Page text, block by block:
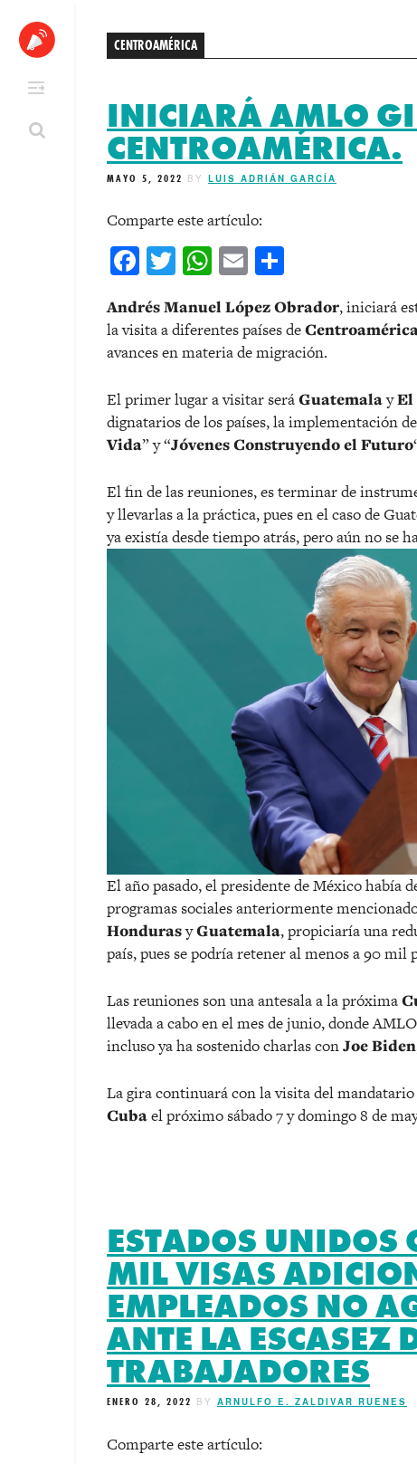
content
CENTROAMÉRICA
INICIARÁ AMLO
CENTROAMÉRICA.
MAYO 5, 2022 BY LUIS ADRIÁN GARCÍA
Comparte este artículo:
Facebook
Twitter
WhatsApp
Email
Andrés Manuel López Obrador, iniciará
la visita a diferentes países de
avances en materia de migración.
El primer lugar a visitar seráGuatemalayEl
dignatarios de los países, la implementación
Vida” y “Jóvenes Construyendo el Futuro
El fin de las reuniones, es terminar de
y llevarlas a la práctica, pues en el caso de
ya existía desde tiempo atrás, pero aún no se
El año pasado, el presidente de México había
programas sociales anteriormente
HondurasyGuatemala, propiciaría una
país, pues se podría retener al menos a 90 mil
Las reuniones son una antesala a la próxima
llevada a cabo en el mes de junio, donde
incluso ya ha sostenido charlas conJoe Biden
La gira continuará con la visita del
Cubael próximo sábado 7 y domingo 8 de
ESTADOS
MIL VISAS
EMPLEADOS NO
ANTE LA ESCASEZ
TRABAJADORES
ENERO 28, 2022 BY ARNULFO E. ZALDIVAR RUENES
Comparte este artículo: